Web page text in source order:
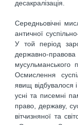
десакралізація.
Середньовічні
античної
У той період
державно-
мусульманського
Осмислення
явищ відбувалося
усні та писемні
право, державу,
вітчизняної та